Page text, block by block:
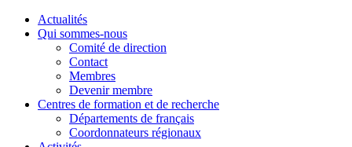
Actualités
Qui sommes-nous
Comité de direction
Contact
Membres
Devenir membre
Centres de formation et de recherche
Départements de français
Coordonnateurs régionaux